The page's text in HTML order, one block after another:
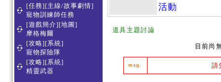
[任務][主線/故事劇情]
寵物訓練師任務
[遊戲簡介][地圖]
摩格梅爾
[攻略][系統]
寵物探險隊
[攻略][系統]
精靈武器
活動
道具主題討論
目前尚
msg. 請